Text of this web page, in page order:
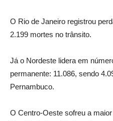
O Rio de Janeiro registrou
2.199 mortes no trânsito.
Já o Nordeste lidera em
permanente: 11.086, sendo
Pernambuco.
O Centro-Oeste sofreu a